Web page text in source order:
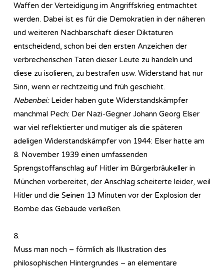
Waffen der Verteidigung im Angriffskrieg entmachtet
werden. Dabei ist es für die Demokratien in der näheren
und weiteren Nachbarschaft dieser Diktaturen
entscheidend, schon bei den ersten Anzeichen der
verbrecherischen Taten dieser Leute zu handeln und
diese zu isolieren, zu bestrafen usw. Widerstand hat nur
Sinn, wenn er rechtzeitig und früh geschieht.
Nebenbei:Leider haben gute Widerstandskämpfer
manchmal Pech: Der Nazi-Gegner Johann Georg Elser
war viel reflektierter und mutiger als die späteren
adeligen Widerstandskämpfer von 1944: Elser hatte am
8. November 1939 einen umfassenden
Sprengstoffanschlag auf Hitler im Bürgerbräukeller in
München vorbereitet, der Anschlag scheiterte leider, weil
Hitler und die Seinen 13 Minuten vor der Explosion der
Bombe das Gebäude verließen.
8.
Muss man noch – förmlich als Illustration des
philosophischen Hintergrundes – an elementare